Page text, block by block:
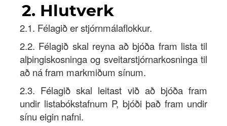
Nýskrá
2. Hlutverk
2.1. Félagið er stjórnmálaflokkur.
2.2. Félagið skal reyna að bjóða fram lista til
alþingiskosninga og sveitarstjórnarkosninga til
að ná fram markmiðum sínum.
2.3. Félagið skal leitast við að bjóða fram
undir listabókstafnum P, bjóði það fram undir
sínu eigin nafni.